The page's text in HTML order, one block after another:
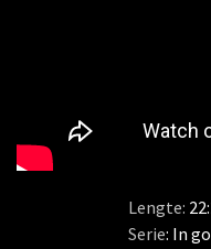
Lengte:
Serie: In